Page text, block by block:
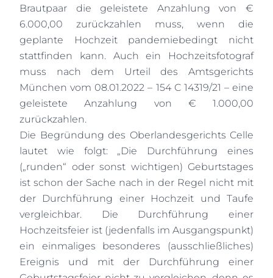
Brautpaar die geleistete Anzahlung von €
6.000,00 zurückzahlen muss, wenn die
geplante Hochzeit pandemiebedingt nicht
stattfinden kann. Auch ein Hochzeitsfotograf
muss nach dem Urteil des Amtsgerichts
München vom 08.01.2022 – 154 C 14319/21 – eine
geleistete Anzahlung von € 1.000,00
zurückzahlen.
Die Begründung des Oberlandesgerichts Celle
lautet wie folgt: „Die Durchführung eines
(„runden“ oder sonst wichtigen) Geburtstages
ist schon der Sache nach in der Regel nicht mit
der Durchführung einer Hochzeit und Taufe
vergleichbar. Die Durchführung einer
Hochzeitsfeier ist (jedenfalls im Ausgangspunkt)
ein einmaliges besonderes (ausschließliches)
Ereignis und mit der Durchführung einer